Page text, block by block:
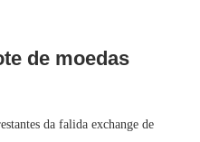
de moedas
da falida exchange de